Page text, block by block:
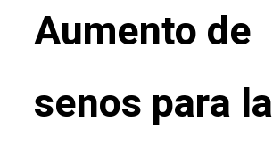
Aumento de
senos para la